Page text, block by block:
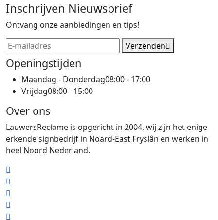
Inschrijven Nieuwsbrief
Ontvang onze aanbiedingen en tips!
Verzenden
Openingstijden
Maandag - Donderdag08:00 - 17:00
Vrijdag08:00 - 15:00
Over ons
LauwersReclame is opgericht in 2004, wij zijn het enige
erkende signbedrijf in Noard-East Fryslân en werken in
heel Noord Nederland.